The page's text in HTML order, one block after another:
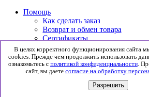
Помощь
Как сделать заказ
Возврат и обмен товара
Сертификаты
Информация
Гарантия
Доставка и сборка
Политика конфиденциальности
Согласие на обработку данных
В целях корректного функционирования сайта
cookies. Прежде чем продолжить использовать
ознакомьтесь с политикой конфиденциальности.
сайт, вы даете согласие на обработку
Разрешить